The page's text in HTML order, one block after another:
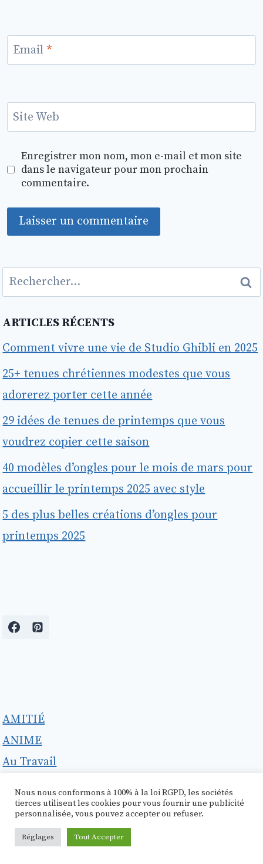
Email *
Site Web
Enregistrer mon nom, mon e-mail et mon site
dans le navigateur pour mon prochain
commentaire.
Rechercher :
ARTICLES RÉCENTS
Comment vivre une vie de Studio Ghibli en 2025
25+ tenues chrétiennes modestes que vous
adorerez porter cette année
29 idées de tenues de printemps que vous
voudrez copier cette saison
40 modèles d’ongles pour le mois de mars pour
accueillir le printemps 2025 avec style
5 des plus belles créations d’ongles pour
printemps 2025
AMITIÉ
ANIME
Au Travail
FAMILLE
Fashion Printemps
flammes jumelles
Nous nous conformons à 100% à la loi RGPD, les sociétés
tierces utilisent les cookies pour vous fournir une publicité
personnalisée, vous pouvez accepter ou refuser.
Réglages Tout Accepter